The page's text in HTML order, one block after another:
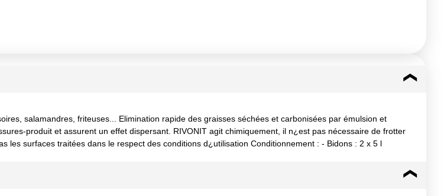
salamandres, friteuses... Elimination rapide des graisses séchées et carbonisées par émulsion et
produit et assurent un effet dispersant. RIVONIT agit chimiquement, il n¿est pas nécessaire de frotter
les surfaces traitées dans le respect des conditions d¿utilisation Conditionnement : - Bidons : 2 x 5 l